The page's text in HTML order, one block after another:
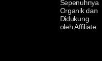
Sepenuhnya
Organik dan
Didukung
oleh Affiliate